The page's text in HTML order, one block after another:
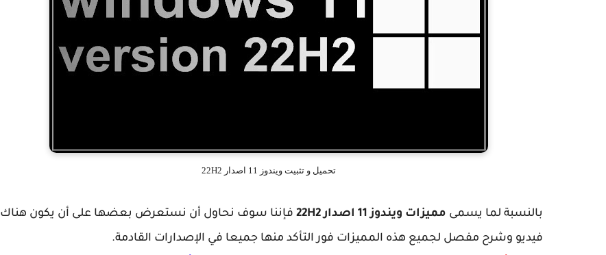
تحميل و تثبيت ويندوز 11 اصدار 22H2
بالنسبة لما يسمى مميزات ويندوز 11 اصدار 22H2
فإننا سوف نحاول أن نستعرض بعضها على أن يكون هناك
فيديو وشرح مفصل لجميع هذه المميزات فور التأكد منها جميعا في الإصدارات القادمة.